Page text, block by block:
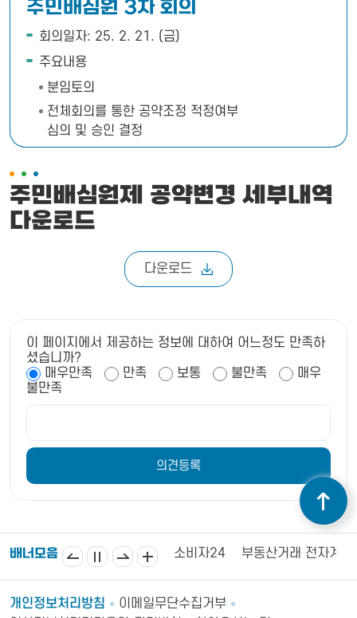
주민배심원 3차 회의
회의일자: 25. 2. 21. (금)
주요내용
분임토의
전체회의를 통한 공약조정 적정여부
심의 및 승인 결정
주민배심원제 공약변경 세부내역
다운로드
다운로드
이 페이지에서 제공하는 정보에 대하여 어느정도 만족하
셨습니까?
매우만족
만족 보통 불만족
매우
불만족
배너모음
의소 김제시의회 소비자24 부동산거래 전자계약시스템
개인정보처리방침
이메일무단수집거부